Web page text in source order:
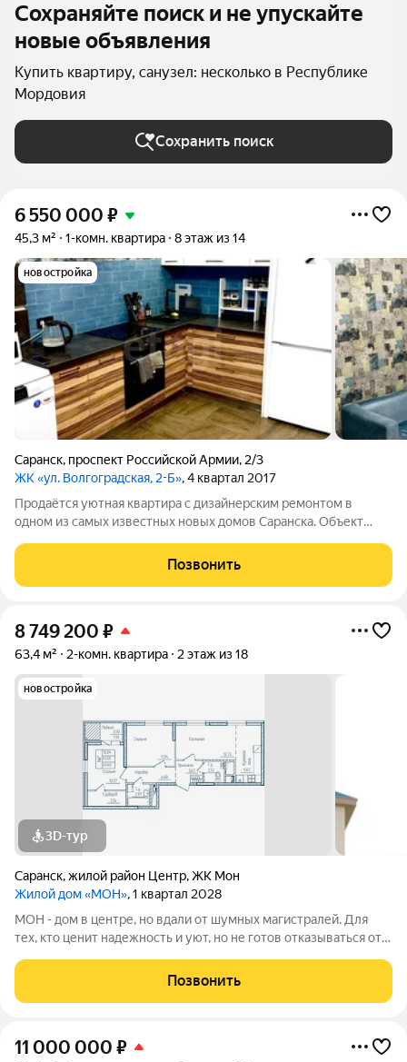
Сохраняйте поиск и не упускайте
новые объявления
Купить квартиру, санузел: несколько в Республике
Мордовия
Сохранить поиск
6 550 000 ₽
45,3 м² 1-комн. квартира 8 этаж из 14
новостройка
Саранск, проспект Российской Армии, 2/3
ЖК «ул. Волгоградская, 2-Б», 4 квартал 2017
Продаётся уютная квартира с дизайнерским ремонтом в
одном из самых известных новых домов Саранска. Объект
площадь квартиры 45,3. Просторная кухня позволяет
установить барную стойку. Спальня большая и
Позвонить
8 749 200 ₽
63,4 м² 2-комн. квартира 2 этаж из 18
новостройка
3D-тур
Саранск,жилой район Центр,ЖК Мон
Жилой дом «МОН», 1 квартал 2028
МОН - дом в центре, но вдали от шумных магистралей. Для
тех, кто ценит надежность и уют, но не готов отказываться от
28Б Застройщик: ООО СЗ ВЕЛОДРОМ, ОГРН 1241300003064,
ИНН 1300012344
Позвонить
11 000 000 ₽